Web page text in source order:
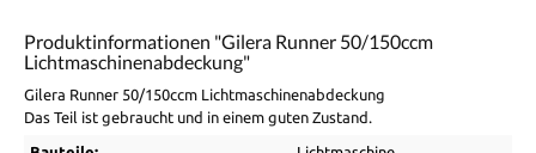
Produktinformationen "Gilera Runner 50/150ccm
Lichtmaschinenabdeckung"
Gilera Runner 50/150ccm Lichtmaschinenabdeckung
Das Teil ist gebraucht und in einem guten Zustand.